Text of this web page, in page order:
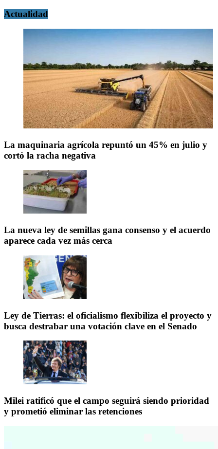
Actualidad
La maquinaria agrícola repuntó un 45% en julio y
cortó la racha negativa
La nueva ley de semillas gana consenso y el acuerdo
aparece cada vez más cerca
Ley de Tierras: el oficialismo flexibiliza el proyecto y
busca destrabar una votación clave en el Senado
Milei ratificó que el campo seguirá siendo prioridad
y prometió eliminar las retenciones